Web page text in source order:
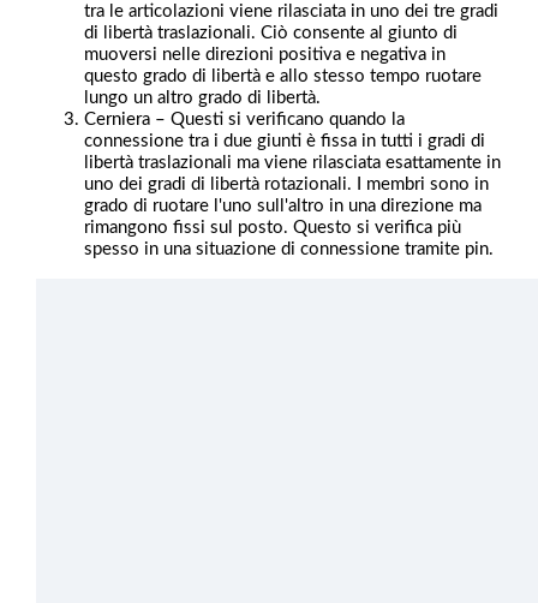
tra le articolazioni viene rilasciata in uno dei tre gradi
di libertà traslazionali. Ciò consente al giunto di
muoversi nelle direzioni positiva e negativa in
questo grado di libertà e allo stesso tempo ruotare
lungo un altro grado di libertà.
Cerniera – Questi si verificano quando la
connessione tra i due giunti è fissa in tutti i gradi di
libertà traslazionali ma viene rilasciata esattamente in
uno dei gradi di libertà rotazionali. I membri sono in
grado di ruotare l'uno sull'altro in una direzione ma
rimangono fissi sul posto. Questo si verifica più
spesso in una situazione di connessione tramite pin.